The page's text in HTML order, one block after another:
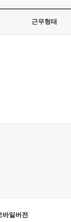
근무형태
바일버전